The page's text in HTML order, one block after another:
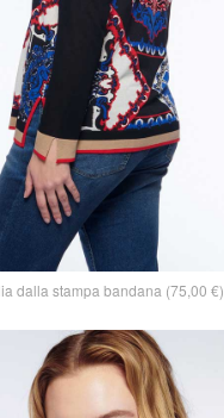
dalla stampa bandana (75,00 €)